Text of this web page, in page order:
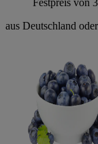
aus Deutschland